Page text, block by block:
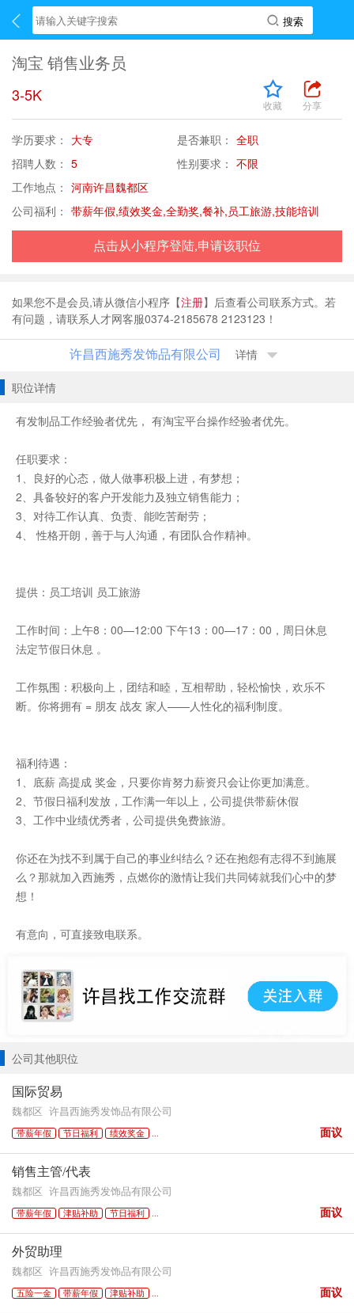
淘宝 销售业务员
3-5K
收藏 分享
学历要求： 大专 是否兼职： 全职
招聘人数： 5 性别要求： 不限
工作地点： 河南许昌魏都区
公司福利： 带薪年假,绩效奖金,全勤奖,餐补,员工旅游,技能培训
点击从小程序登陆,申请该职位
如果您不是会员,请从微信小程序【注册】后查看公司联系方式。若
有问题，请联系人才网客服0374-2185678 2123123！
许昌西施秀发饰品有限公司 详情
职位详情
有发制品工作经验者优先， 有淘宝平台操作经验者优先。
任职要求：
1、良好的心态，做人做事积极上进，有梦想；
2、具备较好的客户开发能力及独立销售能力；
3、对待工作认真、负责、能吃苦耐劳；
4、 性格开朗，善于与人沟通，有团队合作精神。
提供：员工培训 员工旅游
工作时间：上午8：00—12:00 下午13：00—17：00，周日休息
法定节假日休息 。
工作氛围：积极向上，团结和睦，互相帮助，轻松愉快，欢乐不
断。你将拥有 = 朋友 战友 家人——人性化的福利制度。
福利待遇：
1、底薪 高提成 奖金，只要你肯努力薪资只会让你更加满意。
2、节假日福利发放，工作满一年以上，公司提供带薪休假
3、工作中业绩优秀者，公司提供免费旅游。
你还在为找不到属于自己的事业纠结么？还在抱怨有志得不到施展
么？那就加入西施秀，点燃你的激情让我们共同铸就我们心中的梦
想！
有意向，可直接致电联系。
公司其他职位
国际贸易
魏都区 许昌西施秀发饰品有限公司
带薪年假 节日福利 绩效奖金 面议
销售主管/代表
魏都区 许昌西施秀发饰品有限公司
带薪年假 津贴补助 节日福利 面议
外贸助理
魏都区 许昌西施秀发饰品有限公司
五险一金 带薪年假 津贴补助 面议